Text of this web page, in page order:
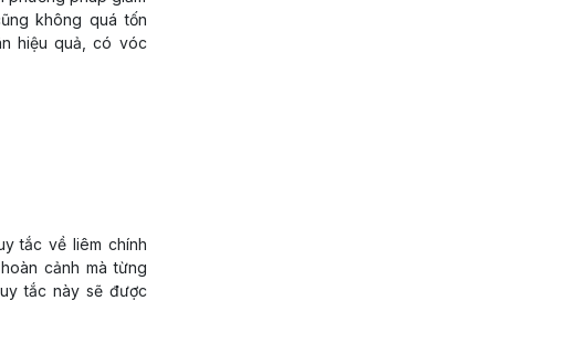
không quá tốn
hiệu quả, có vóc
tắc về liêm chính
cảnh mà từng
tắc này sẽ được